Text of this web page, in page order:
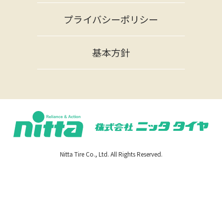
プライバシーポリシー
基本方針
Nitta Tire Co., Ltd. All Rights Reserved.